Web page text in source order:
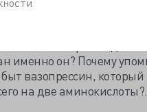
учебниках её
только нейро- и
именно он? Почему
вазопрессин, который
на две аминокислоты?..